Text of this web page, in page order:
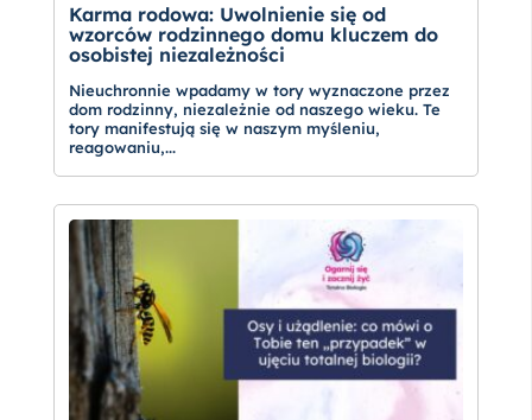
Karma rodowa: Uwolnienie się od
wzorców rodzinnego domu kluczem do
osobistej niezależności
Nieuchronnie wpadamy w tory wyznaczone przez
dom rodzinny, niezależnie od naszego wieku. Te
tory manifestują się w naszym myśleniu,
reagowaniu,...